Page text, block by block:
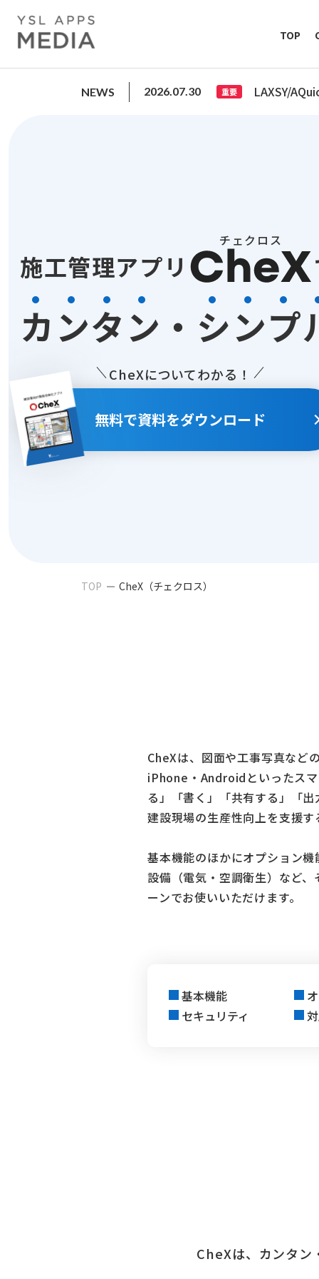
TOP
NEWS 2026.07.30 重要 LAXSY/
施工管理アプリ
カンタン ・ シンプ
CheXについてわかる！
無料で資料をダウンロード
TOP CheX（チェクロス）
CheXは、図面や工事写真など
iPhone・Androidといったス
る」「書く」「共有する」「
建設現場の生産性向上を支援す
基本機能のほかにオプション
設備（電気・空調衛生）など
ーンでお使いいただけます。
基本機能
オプ
基本機能
セキュリティ
CheXは、カンタン